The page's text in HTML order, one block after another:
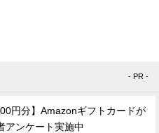
- PR -
円分】Amazonギフトカードが
アンケート実施中